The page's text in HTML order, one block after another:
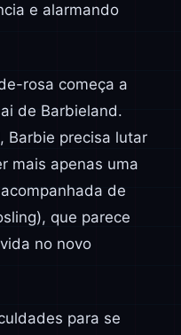
e alarmando
rosa começa a
de Barbieland.
Barbie precisa lutar
mais apenas uma
de
que parece
no novo
para se